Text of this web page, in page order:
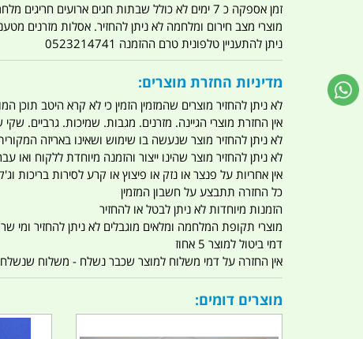
זמן אספקה כ 7 ימים לא כולל שבתות חגים ארועים חריגים מלחמות מגפה מתקפת טרור מתקפת מחשבים
מוצרי מצב חירום ומלחמה לא ניתן להחזיר. אסלות מזרנים
ניתן להתעניין טלפונית טרם ההזמנה 0523214741
מדיניות החזרת מוצרים:
לא ניתן להחזיר מוצרים שהמזמין הזמין כי לא קרא היטב
אין החזרת מוצרי הגיינה. מזרנים. מגבות. שמיכות. גרביים. שקי
לא ניתן להחזיר מוצר שנעשה בו שימוש ושאינו באריזה
לא ניתן להחזיר מוצר שהינו ייצור והזמנה מיוחדת ללקוח
אין אחריות על פנצר או נזק או פיצוץ או קרע לסירות בריכות
כל החזרה תתבצע על חשבון המזמין
הזמנות מיוחדות לא ניתן לבטל או להחזיר
מוצרי תקופת המלחמה ומלאים מוגבלים לא ניתן להחזיר ומי
דמי ביטול למוצר 5 אחוז
אין החזרה על דמי משלוח למוצר שכבר נשלח - משלוח שנשלח
מוצרים דומים: